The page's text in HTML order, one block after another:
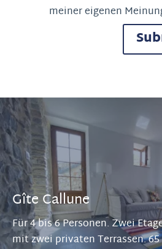
meiner eigenen
Gîte Callune
Für 4 bis 6 Personen. Zwei
mit zwei privaten Terrassen. 65